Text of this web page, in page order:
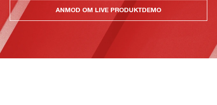
ANMOD OM LIVE PRODUKTDEMO